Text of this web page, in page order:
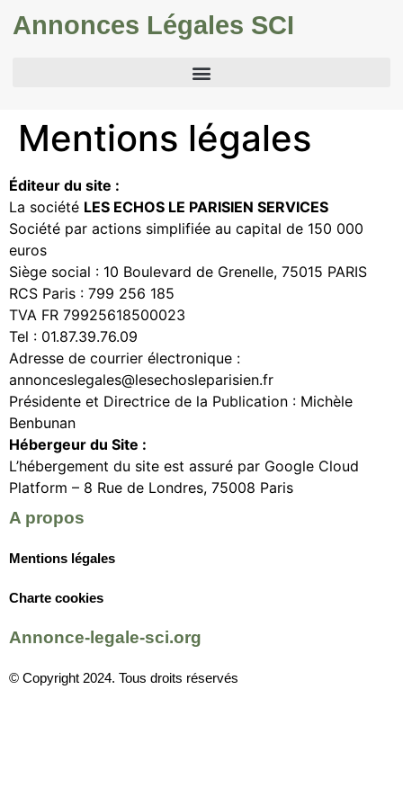
Annonces Légales SCI
Mentions légales
Éditeur du site :
La société LES ECHOS LE PARISIEN SERVICES
Société par actions simplifiée au capital de 150 000
euros
Siège social : 10 Boulevard de Grenelle, 75015 PARIS
RCS Paris : 799 256 185
TVA FR 79925618500023
Tel : 01.87.39.76.09
Adresse de courrier électronique :
annonceslegales@lesechosleparisien.fr
Présidente et Directrice de la Publication : Michèle
Benbunan
Hébergeur du Site :
L’hébergement du site est assuré par Google Cloud
Platform – 8 Rue de Londres, 75008 Paris
A propos
Mentions légales
Charte cookies
Annonce-legale-sci.org
© Copyright 2024. Tous droits réservés